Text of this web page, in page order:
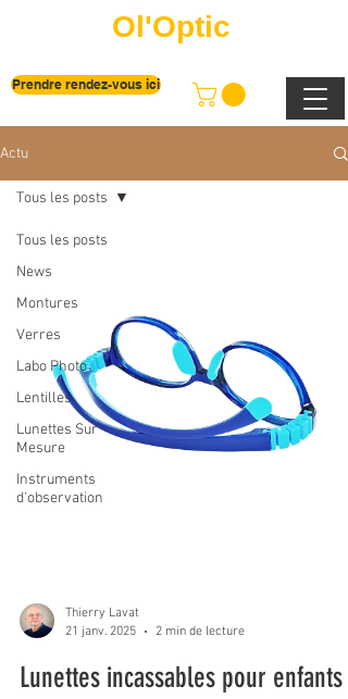
Prendre rendez-vous ici
Ol'Optic
Actu
Tous les posts
News
Montures
Verres
Labo Photo
Lentilles
Lunettes Sur
Mesure
Instruments
d'observation
Tous les posts
Thierry Lavat
21 janv. 2025
2 min de lecture
Lunettes incassables pour enfants -